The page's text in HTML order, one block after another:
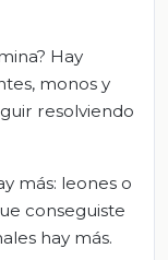
Hay
monos y
resolviendo
más: leones o
conseguiste
hay más.